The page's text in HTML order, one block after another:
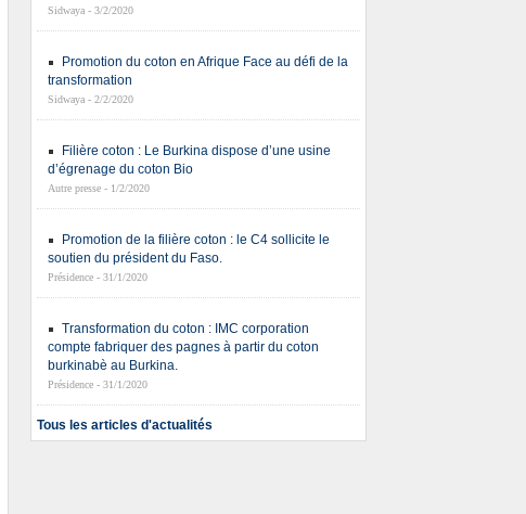
Sidwaya - 3/2/2020
Promotion du coton en Afrique Face au défi de la
transformation
Sidwaya - 2/2/2020
Filière coton : Le Burkina dispose d’une usine
d’égrenage du coton Bio
Autre presse - 1/2/2020
Promotion de la filière coton : le C4 sollicite le
soutien du président du Faso.
Présidence - 31/1/2020
Transformation du coton : IMC corporation
compte fabriquer des pagnes à partir du coton
burkinabè au Burkina.
Présidence - 31/1/2020
Tous les articles d'actualités